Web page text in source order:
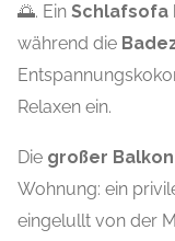
🌅. Ein Schlafsofa
während die
Relaxen ein.
Die großer Balkon
Wohnung: ein
eingelullt von der